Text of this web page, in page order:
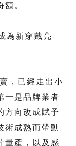
。
為新穿戴亮
，已經走出小
一是品牌業者
方向改成賦予
術成熟而帶動
量產，以及感